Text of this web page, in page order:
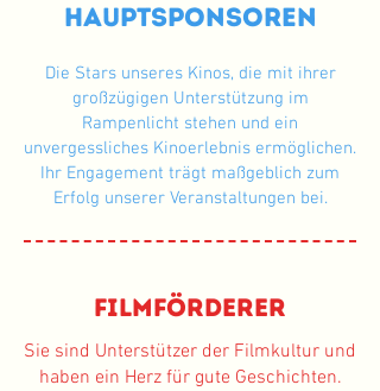
HauptSponsoren
Die Stars unseres Kinos, die mit ihrer
großzügigen Unterstützung im
Rampenlicht stehen und ein
unvergessliches Kinoerlebnis ermöglichen.
Ihr Engagement trägt maßgeblich zum
Erfolg unserer Veranstaltungen bei.
Filmförderer
Sie sind Unterstützer der Filmkultur und
haben ein Herz für gute Geschichten.